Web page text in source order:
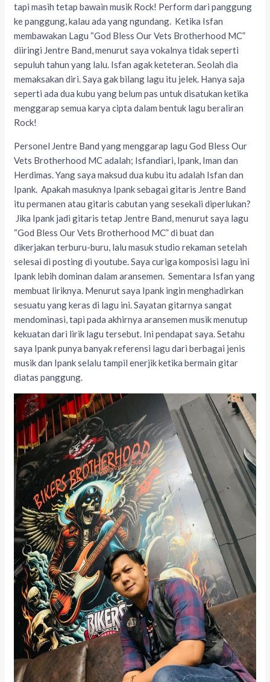
tapi masih tetap bawain musik Rock! Perform dari panggung
ke panggung, kalau ada yang ngundang. Ketika Isfan
membawakan Lagu “God Bless Our Vets Brotherhood MC”
diiringi Jentre Band, menurut saya vokalnya tidak seperti
sepuluh tahun yang lalu. Isfan agak keteteran. Seolah dia
memaksakan diri. Saya gak bilang lagu itu jelek. Hanya saja
seperti ada dua kubu yang belum pas untuk disatukan ketika
menggarap semua karya cipta dalam bentuk lagu beraliran
Rock!
Personel Jentre Band yang menggarap lagu God Bless Our
Vets Brotherhood MC adalah; Isfandiari, Ipank, Iman dan
Herdimas. Yang saya maksud dua kubu itu adalah Isfan dan
Ipank. Apakah masuknya Ipank sebagai gitaris Jentre Band
itu permanen atau gitaris cabutan yang sesekali diperlukan?
Jika Ipank jadi gitaris tetap Jentre Band, menurut saya lagu
“God Bless Our Vets Brotherhood MC” di buat dan
dikerjakan terburu-buru, lalu masuk studio rekaman setelah
selesai di posting di youtube. Saya curiga komposisi lagu ini
Ipank lebih dominan dalam aransemen. Sementara Isfan yang
membuat liriknya. Menurut saya Ipank ingin menghadirkan
sesuatu yang keras di lagu ini. Sayatan gitarnya sangat
mendominasi, tapi pada akhirnya aransemen musik menutup
kekuatan dari lirik lagu tersebut. Ini pendapat saya. Setahu
saya Ipank punya banyak referensi lagu dari berbagai jenis
musik dan Ipank selalu tampil enerjik ketika bermain gitar
diatas panggung.